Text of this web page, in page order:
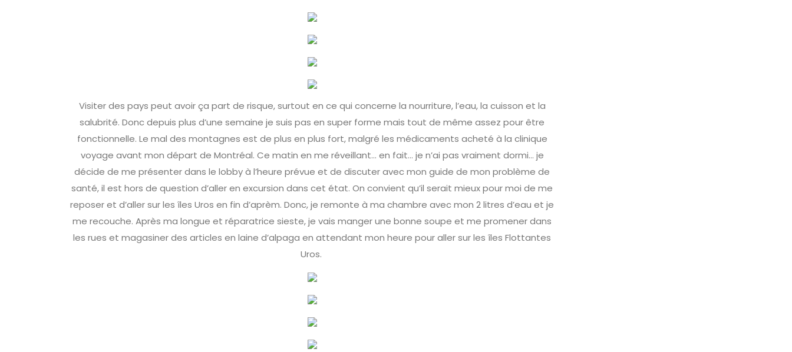
Visiter des pays peut avoir ça part de risque, surtout en ce qui concerne la nourriture, l’eau, la cuisson et la
salubrité. Donc depuis plus d’une semaine je suis pas en super forme mais tout de même assez pour être
fonctionnelle. Le mal des montagnes est de plus en plus fort, malgré les médicaments acheté à la clinique
voyage avant mon départ de Montréal. Ce matin en me réveillant… en fait... je n’ai pas vraiment dormi… je
décide de me présenter dans le lobby à l’heure prévue et de discuter avec mon guide de mon problème de
santé, il est hors de question d’aller en excursion dans cet état. On convient qu’il serait mieux pour moi de me
reposer et d’aller sur les îles Uros en fin d’aprèm. Donc, je remonte à ma chambre avec mon 2 litres d’eau et je
me recouche. Après ma longue et réparatrice sieste, je vais manger une bonne soupe et me promener dans
les rues et magasiner des articles en laine d’alpaga en attendant mon heure pour aller sur les îles Flottantes
Uros.